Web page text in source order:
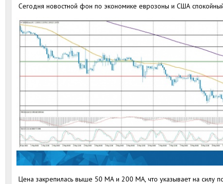
Сегодня новостной фон по экономике еврозоны и США
Цена закрепилась выше 50 МА и 200 МА, что указывает на силу